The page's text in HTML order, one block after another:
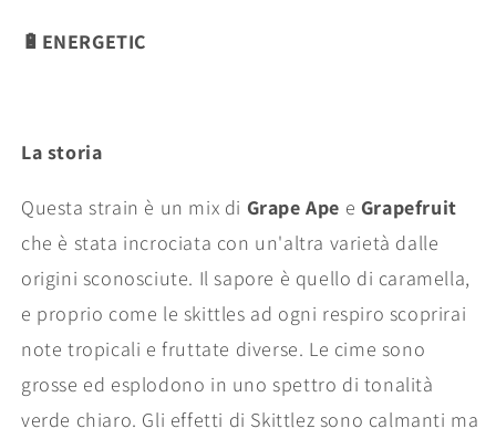
🔋ENERGETIC
La storia
Questa strain è un mix di Grape Ape e Grapefruit
che è stata incrociata con un'altra varietà dalle
origini sconosciute. Il sapore è quello di caramella,
e proprio come le skittles ad ogni respiro scoprirai
note tropicali e fruttate diverse. Le cime sono
grosse ed esplodono in uno spettro di tonalità
verde chiaro. Gli effetti di Skittlez sono calmanti ma